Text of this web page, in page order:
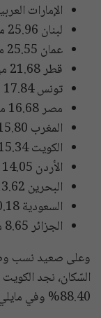
الإمارات العربية المتحدة:
لبنان 25.96 ميقابايت في الثانية
عمان 25.55 ميقابايت في الثانية
قطر 21.68 ميقابايت في الثانية
تونس 17.84 ميقابايت في الثانية
مصر 16.68 ميقابايت في الثانية
المغرب 15.80 ميقابايت في الثانية
الكويت 15.34 ميقابايت في الثانية
الأردن 14.05 ميقابايت في الثانية
البحرين 13.62 ميقابايت في الثانية
السعودية 10.18 ميقابايت في الثانية
الجزائر 8.65 ميقابايت في الثانية
وعلى صعيد نسب
السّكان، نجد
88.40% وفي مايلي بقية القائمة: